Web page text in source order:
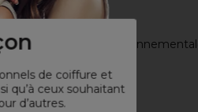
de coiffure et
qu’à ceux souhaitant
d’autres.
les agressions